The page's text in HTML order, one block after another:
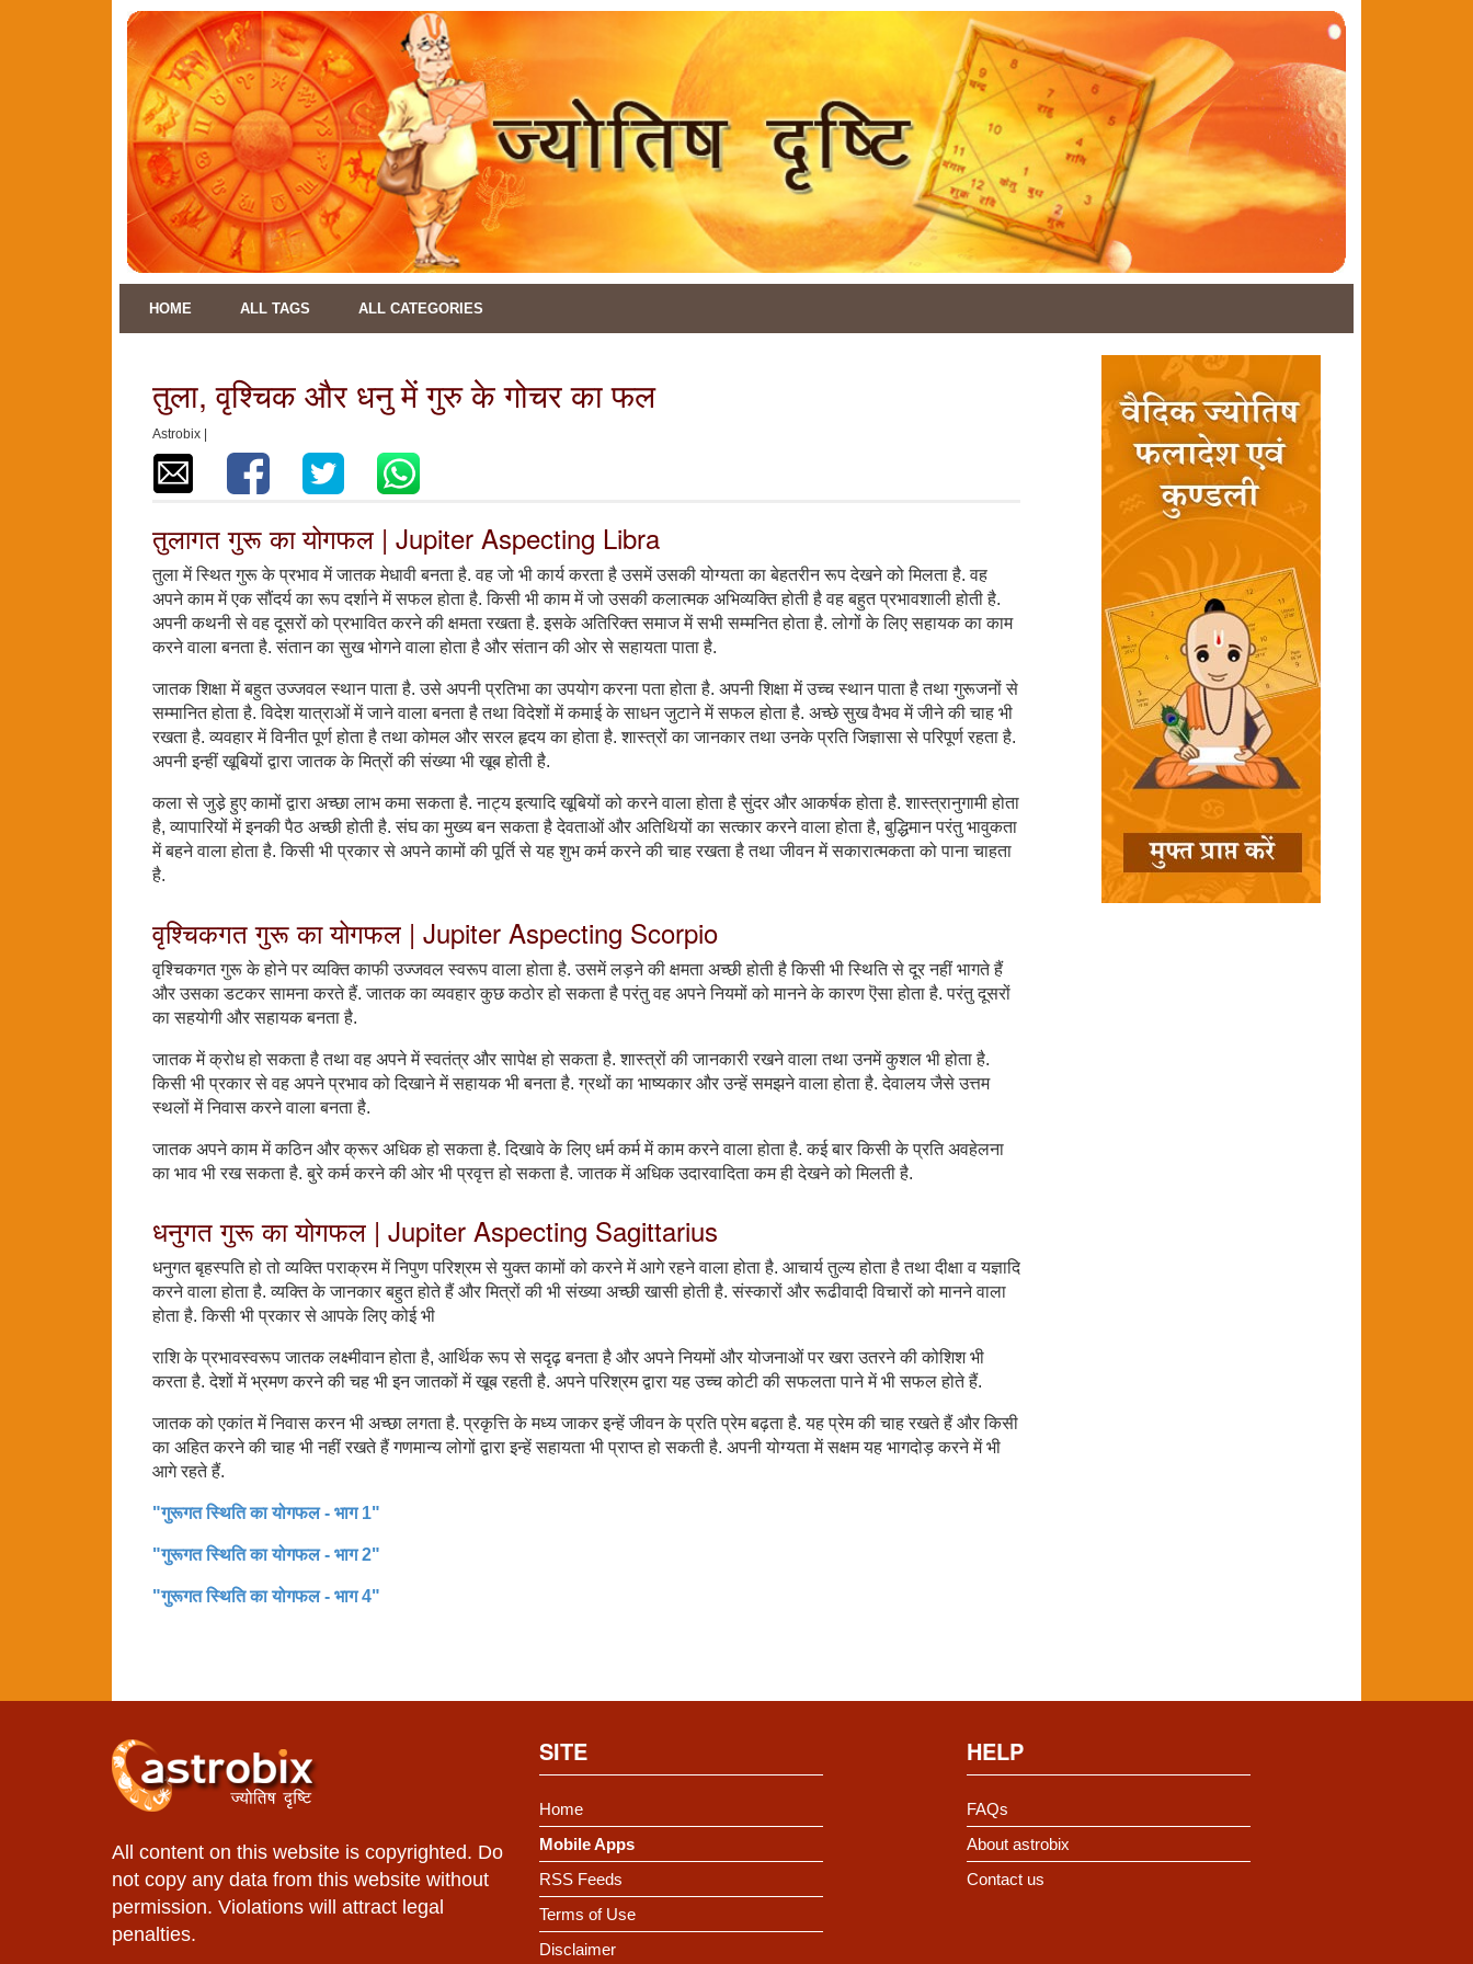
HOME ALL TAGS ALL CATEGORIES
तुला, वृश्चिक और धनु में गुरु के गोचर का फल
Astrobix |
तुलागत गुरू का योगफल | Jupiter Aspecting Libra
तुला में स्थित गुरू के प्रभाव में जातक मेधावी बनता है. वह जो भी कार्य करता है उसमें उसकी योग्यता का बेहतरीन रूप देखने को मिलता है. वह
अपने काम में एक सौंदर्य का रूप दर्शाने में सफल होता है. किसी भी काम में जो उसकी कलात्मक अभिव्यक्ति होती है वह बहुत प्रभावशाली होती है.
अपनी कथनी से वह दूसरों को प्रभावित करने की क्षमता रखता है. इसके अतिरिक्त समाज में सभी सम्मनित होता है. लोगों के लिए सहायक का काम
करने वाला बनता है. संतान का सुख भोगने वाला होता है और संतान की ओर से सहायता पाता है.
जातक शिक्षा में बहुत उज्जवल स्थान पाता है. उसे अपनी प्रतिभा का उपयोग करना पता होता है. अपनी शिक्षा में उच्च स्थान पाता है तथा गुरूजनों से
सम्मानित होता है. विदेश यात्राओं में जाने वाला बनता है तथा विदेशों में कमाई के साधन जुटाने में सफल होता है. अच्छे सुख वैभव में जीने की चाह भी
रखता है. व्यवहार में विनीत पूर्ण होता है तथा कोमल और सरल हृदय का होता है. शास्त्रों का जानकार तथा उनके प्रति जिज्ञासा से परिपूर्ण रहता है.
अपनी इन्हीं खूबियों द्वारा जातक के मित्रों की संख्या भी खूब होती है.
कला से जुडे़ हुए कामों द्वारा अच्छा लाभ कमा सकता है. नाट्य इत्यादि खूबियों को करने वाला होता है सुंदर और आकर्षक होता है. शास्त्रानुगामी होता
है, व्यापारियों में इनकी पैठ अच्छी होती है. संघ का मुख्य बन सकता है देवताओं और अतिथियों का सत्कार करने वाला होता है, बुद्धिमान परंतु भावुकता
में बहने वाला होता है. किसी भी प्रकार से अपने कामों की पूर्ति से यह शुभ कर्म करने की चाह रखता है तथा जीवन में सकारात्मकता को पाना चाहता
है.
वृश्चिकगत गुरू का योगफल | Jupiter Aspecting Scorpio
वृश्चिकगत गुरू के होने पर व्यक्ति काफी उज्जवल स्वरूप वाला होता है. उसमें लड़ने की क्षमता अच्छी होती है किसी भी स्थिति से दूर नहीं भागते हैं
और उसका डटकर सामना करते हैं. जातक का व्यवहार कुछ कठोर हो सकता है परंतु वह अपने नियमों को मानने के कारण ऎसा होता है. परंतु दूसरों
का सहयोगी और सहायक बनता है.
जातक में क्रोध हो सकता है तथा वह अपने में स्वतंत्र और सापेक्ष हो सकता है. शास्त्रों की जानकारी रखने वाला तथा उनमें कुशल भी होता है.
किसी भी प्रकार से वह अपने प्रभाव को दिखाने में सहायक भी बनता है. ग्रथों का भाष्यकार और उन्हें समझने वाला होता है. देवालय जैसे उत्तम
स्थलों में निवास करने वाला बनता है.
जातक अपने काम में कठिन और क्रूर अधिक हो सकता है. दिखावे के लिए धर्म कर्म में काम करने वाला होता है. कई बार किसी के प्रति अवहेलना
का भाव भी रख सकता है. बुरे कर्म करने की ओर भी प्रवृत्त हो सकता है. जातक में अधिक उदारवादिता कम ही देखने को मिलती है.
धनुगत गुरू का योगफल | Jupiter Aspecting Sagittarius
धनुगत बृहस्पति हो तो व्यक्ति पराक्रम में निपुण परिश्रम से युक्त कामों को करने में आगे रहने वाला होता है. आचार्य तुल्य होता है तथा दीक्षा व यज्ञादि
करने वाला होता है. व्यक्ति के जानकार बहुत होते हैं और मित्रों की भी संख्या अच्छी खासी होती है. संस्कारों और रूढीवादी विचारों को मानने वाला
होता है. किसी भी प्रकार से आपके लिए कोई भी
राशि के प्रभावस्वरूप जातक लक्ष्मीवान होता है, आर्थिक रूप से सदृढ़ बनता है और अपने नियमों और योजनाओं पर खरा उतरने की कोशिश भी
करता है. देशों में भ्रमण करने की चह भी इन जातकों में खूब रहती है. अपने परिश्रम द्वारा यह उच्च कोटी की सफलता पाने में भी सफल होते हैं.
जातक को एकांत में निवास करन भी अच्छा लगता है. प्रकृत्ति के मध्य जाकर इन्हें जीवन के प्रति प्रेम बढ़ता है. यह प्रेम की चाह रखते हैं और किसी
का अहित करने की चाह भी नहीं रखते हैं गणमान्य लोगों द्वारा इन्हें सहायता भी प्राप्त हो सकती है. अपनी योग्यता में सक्षम यह भागदोड़ करने में भी
आगे रहते हैं.
"गुरूगत स्थिति का योगफल - भाग 1"
"गुरूगत स्थिति का योगफल - भाग 2"
"गुरूगत स्थिति का योगफल - भाग 4"
All content on this website is copyrighted. Do
not copy any data from this website without
permission. Violations will attract legal
penalties.
SITE
Home
Mobile Apps
RSS Feeds
Terms of Use
Disclaimer
HELP
FAQs
About astrobix
Contact us